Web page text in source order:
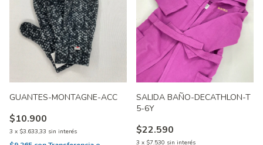
GUANTES-MONTAGNE-ACC
$10.900
3 x $3.633,33 sin interés
SALIDA BAÑO-DECATHLON-T
5-6Y
$22.590
3 x $7.530 sin interés